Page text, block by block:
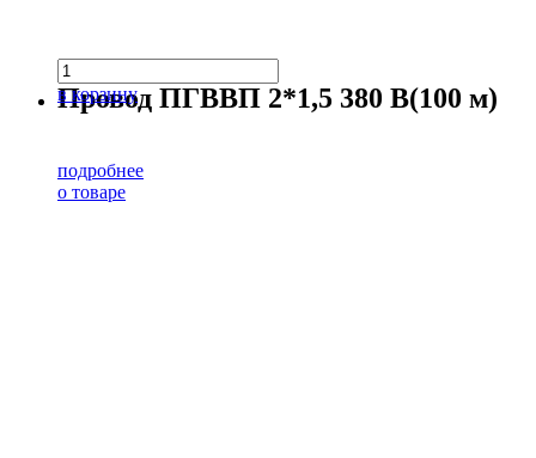
в корзину
Провод ПГВВП 2*1,5 380 В(100 м)
подробнее
о товаре